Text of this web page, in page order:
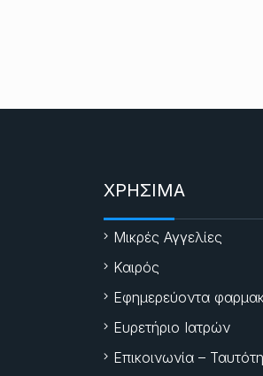
ΧΡΗΣΙΜΑ
Μικρές Αγγελίες
Καιρός
Εφημερεύοντα
Ευρετήριο Ιατρών
Επικοινωνία –